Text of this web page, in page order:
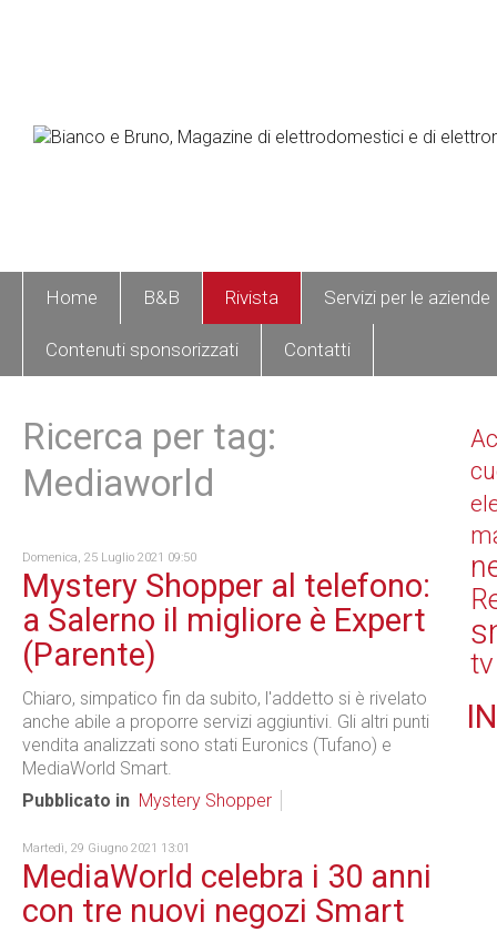
Home B&B Rivista Servizi per le aziende
Contenuti sponsorizzati Contatti
Ricerca per tag:
Mediaworld
Domenica, 25 Luglio 2021 09:50
Mystery Shopper al telefono:
a Salerno il migliore è Expert
(Parente)
Chiaro, simpatico fin da subito, l'addetto si è rivelato
anche abile a proporre servizi aggiuntivi. Gli altri punti
vendita analizzati sono stati Euronics (Tufano) e
MediaWorld Smart.
Pubblicato in Mystery Shopper
Martedì, 29 Giugno 2021 13:01
MediaWorld celebra i 30 anni
con tre nuovi negozi Smart
tv
IN